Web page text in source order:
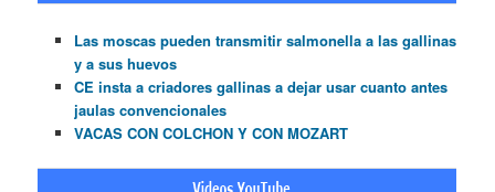
Las moscas pueden transmitir salmonella a las gallinas
y a sus huevos
CE insta a criadores gallinas a dejar usar cuanto antes
jaulas convencionales
VACAS CON COLCHON Y CON MOZART